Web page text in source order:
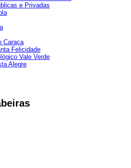
e Privadas
Caraça
Felicidade
Vale Verde
Alegre